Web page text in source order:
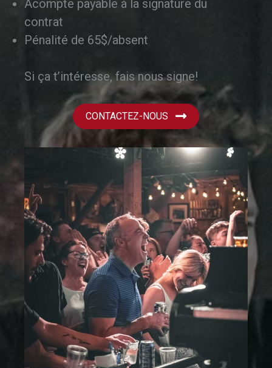
Acompte payable à la signature du
contrat
Pénalité de 65$/absent
Si ça t’intéresse, fais nous signe!
CONTACTEZ-NOUS